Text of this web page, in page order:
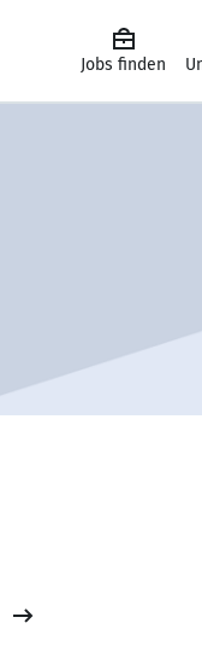
Jobs finden